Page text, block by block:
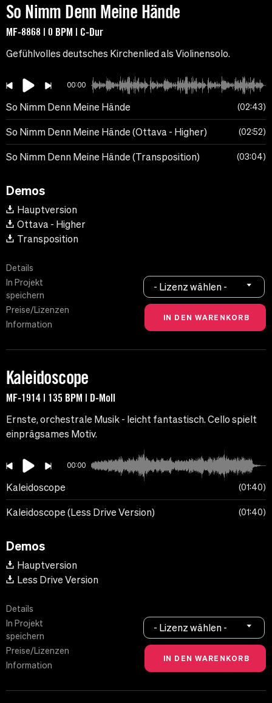
So Nimm Denn Meine Hände
MF-8868 | 0 BPM | C-Dur
Gefühlvolles deutsches Kirchenlied als Violinensolo.
00:00
So Nimm Denn Meine Hände 02:43
So Nimm Denn Meine Hände (Ottava - Higher) 02:52
So Nimm Denn Meine Hände (Transposition) 03:04
Demos
Hauptversion
Ottava - Higher
Transposition
Details
In Projekt
speichern
Preise/Lizenzen
Information
- Lizenz wählen -
Kaleidoscope
MF-1914 | 135 BPM | D-Moll
Ernste, orchestrale Musik - leicht fantastisch. Cello spielt
einprägsames Motiv.
00:00
Kaleidoscope 01:40
Kaleidoscope (Less Drive Version) 01:40
Demos
Hauptversion
Less Drive Version
Details
In Projekt
speichern
Preise/Lizenzen
Information
- Lizenz wählen -